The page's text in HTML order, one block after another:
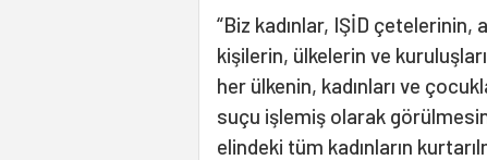
“Biz kadınlar, IŞİD çetelerinin,
kişilerin, ülkelerin ve
her ülkenin, kadınları ve
suçu işlemiş olarak
elindeki tüm kadınların